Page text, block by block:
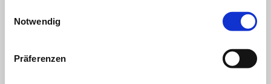
Notwendig
Präferenzen